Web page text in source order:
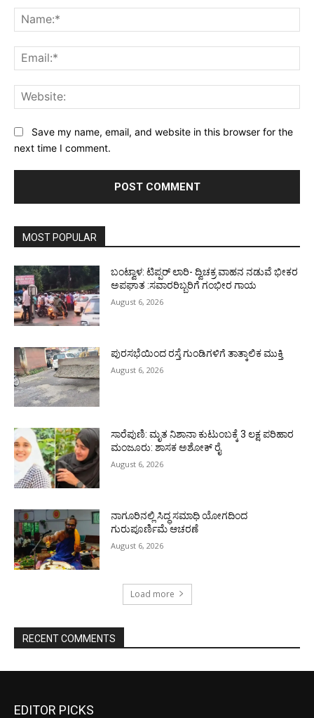
Save my name, email, and website in this browser for the
next time I comment.
MOST POPULAR
ಬಂಟ್ವಾಳ: ಟಿಪ್ಪರ್ ಲಾರಿ- ದ್ವಿಚಕ್ರ ವಾಹನ ನಡುವೆ ಭೀಕರ
ಅಪಘಾತ :ಸವಾರರಿಬ್ಬರಿಗೆ ಗಂಭೀರ ಗಾಯ
August 6, 2026
ಪುರಸಭೆಯಿಂದ ರಸ್ತೆ ಗುಂಡಿಗಳಿಗೆ ತಾತ್ಕಾಲಿಕ ಮುಕ್ತಿ
August 6, 2026
ಸಾರೆಪುಣಿ: ಮೃತ ನಿಶಾನಾ ಕುಟುಂಬಕ್ಕೆ 3 ಲಕ್ಷ ಪರಿಹಾರ
ಮಂಜೂರು: ಶಾಸಕ ಅಶೋಕ್ ರೈ
August 6, 2026
ನಾಗೂರಿನಲ್ಲಿ ಸಿದ್ಧ ಸಮಾಧಿ ಯೋಗದಿಂದ
ಗುರುಪೂರ್ಣಿಮೆ ಆಚರಣೆ
August 6, 2026
Load more
RECENT COMMENTS
EDITOR PICKS